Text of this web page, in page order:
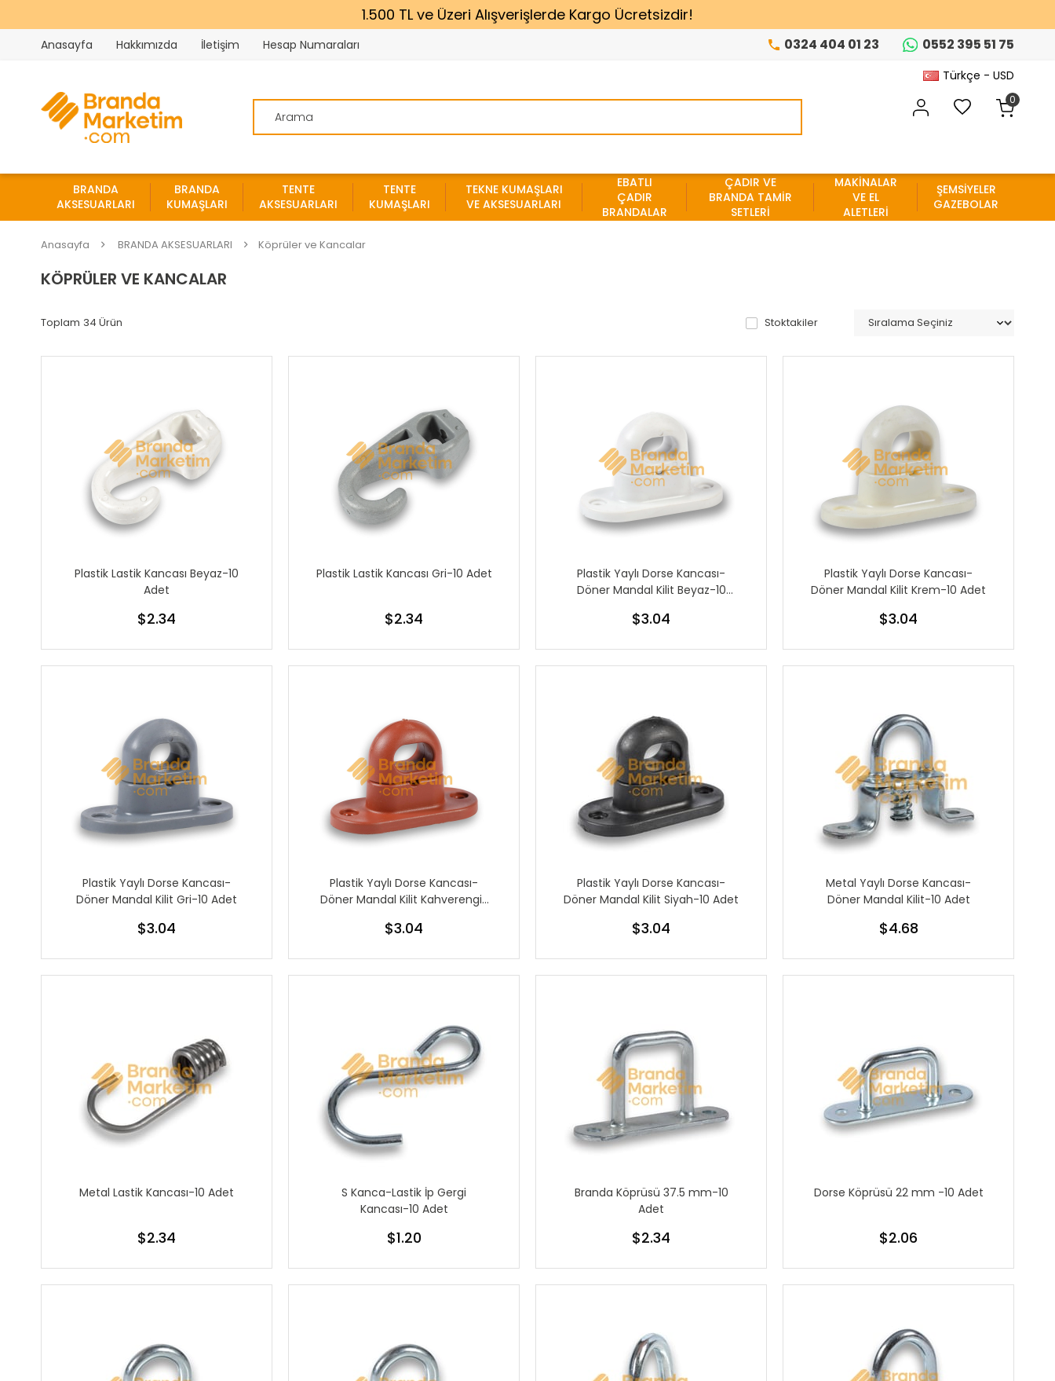
1.500 TL ve Üzeri Alışverişlerde Kargo Ücretsizdir!
Anasayfa Hakkımızda İletişim Hesap Numaraları 0324 404 01 23 0552 395 51 75
Türkçe - USD
0
BRANDA
AKSESUARLARI
BRANDA
KUMAŞLARI
TENTE
AKSESUARLARI
TENTE
KUMAŞLARI
TEKNE KUMAŞLARI
VE AKSESUARLARI
EBATLI
ÇADIR
BRANDALAR
ÇADIR VE
BRANDA TAMİR
SETLERİ
MAKİNALAR
VE EL
ALETLERİ
ŞEMSİYELER
GAZEBOLAR
Anasayfa BRANDA AKSESUARLARI Köprüler ve Kancalar
KÖPRÜLER VE KANCALAR
Stoktakiler
34 Ürün
Plastik Lastik Kancası Beyaz-10
Adet
$2.34
Plastik Lastik Kancası Gri-10 Adet
$2.34
Plastik Yaylı Dorse Kancası-
Döner Mandal Kilit Beyaz-10
$3.04
Plastik Yaylı Dorse Kancası-
Döner Mandal Kilit Krem-10 Adet
$3.04
Plastik Yaylı Dorse Kancası-
Döner Mandal Kilit Gri-10 Adet
$3.04
Plastik Yaylı Dorse Kancası-
Döner Mandal Kilit Kahverengi-
$3.04
Plastik Yaylı Dorse Kancası-
Döner Mandal Kilit Siyah-10 Adet
$3.04
Metal Yaylı Dorse Kancası-
Döner Mandal Kilit-10 Adet
$4.68
Metal Lastik Kancası-10 Adet
$2.34
S Kanca-Lastik İp Gergi
Kancası-10 Adet
$1.20
Branda Köprüsü 37.5 mm-10
Adet
$2.34
Dorse Köprüsü 22 mm -10 Adet
$2.06